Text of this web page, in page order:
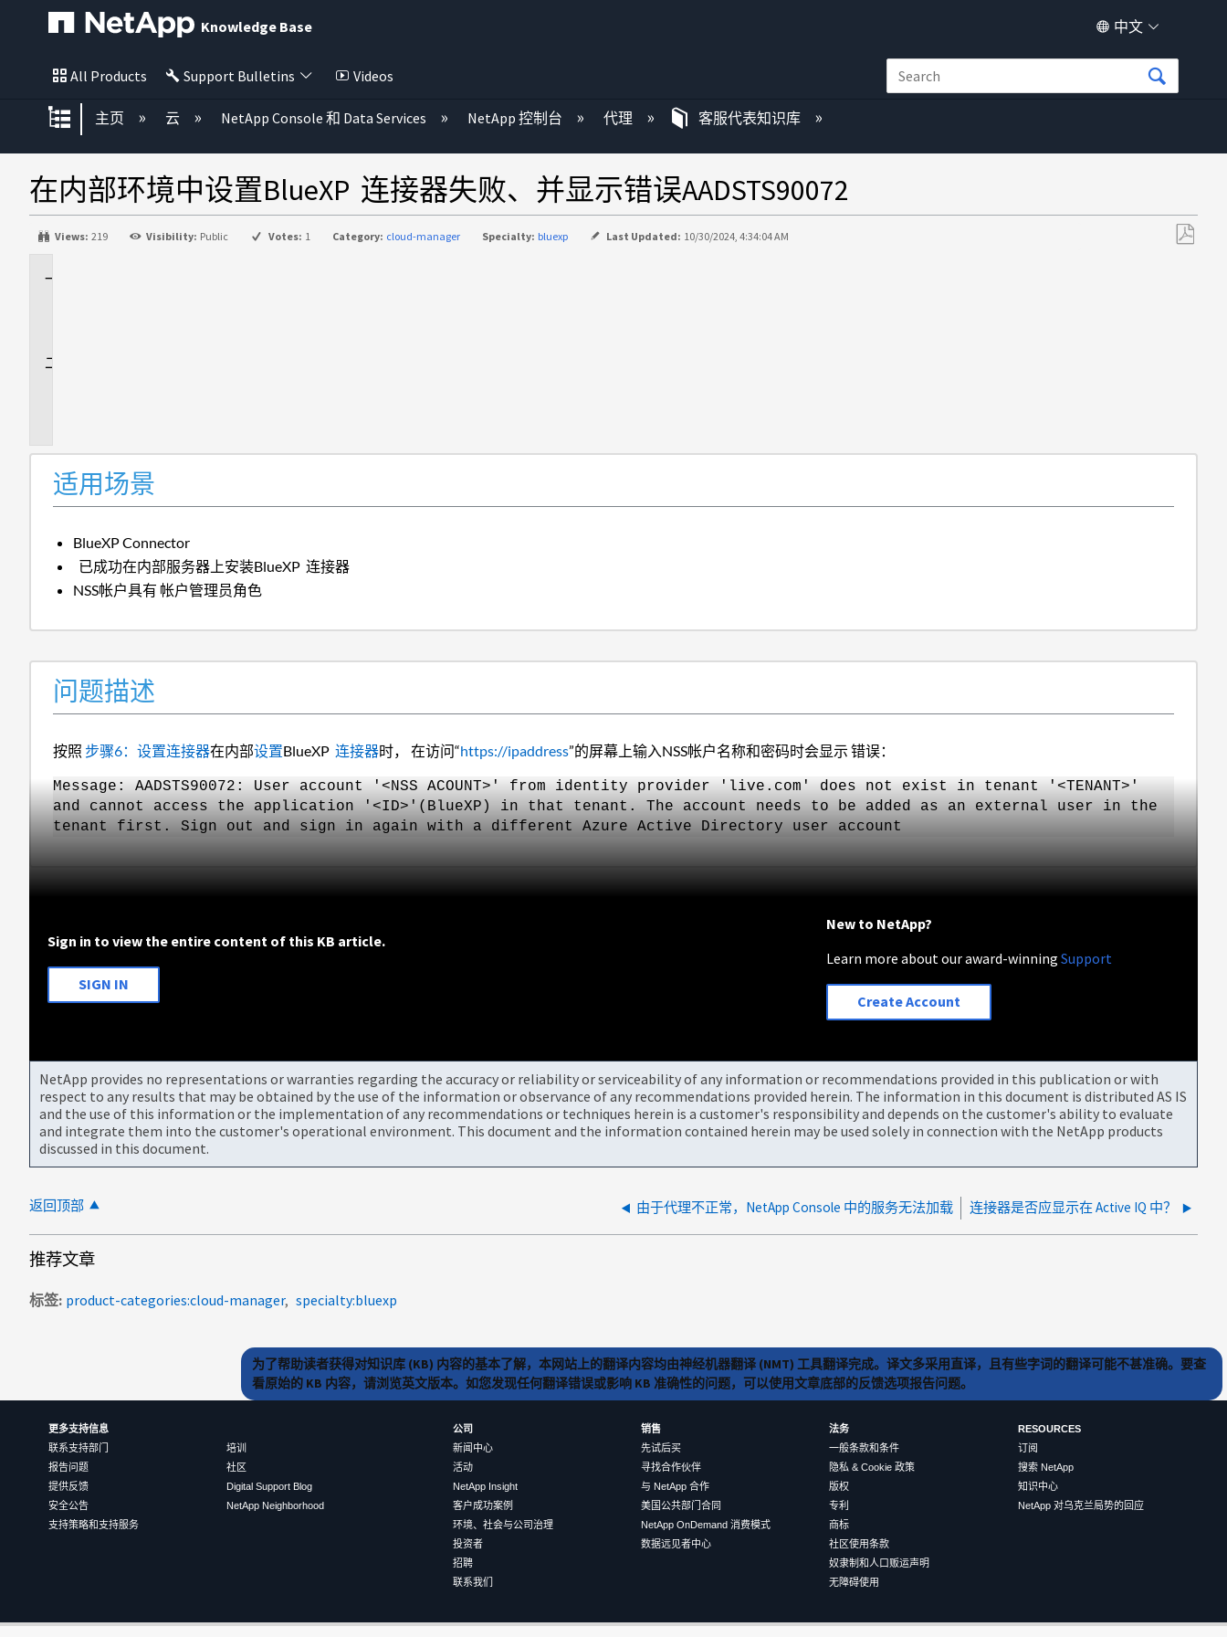
Knowledge Base 中文
All Products Support Bulletins Videos
扩展/隐缩全局层次
主页 云 NetApp Console 和 Data Services NetApp 控制台 代理 客服代表知识库
在内部环境中设置BlueXP 连接器失败、并显示错误AADSTS90072
Views: 219 Visibility: Public Votes: 1 Category: cloud-manager Specialty: bluexp Last Updated: 10/30/2024, 4:34:04 AM
适用场景
BlueXP Connector
已成功在内部服务器上安装BlueXP 连接器
NSS帐户具有 帐户管理员角色
问题描述
按照 步骤6：设置连接器在内部设置BlueXP 连接器时， 在访问“https://ipaddress”的屏幕上输入NSS帐户名称和密码时会显示 错误：
Message: AADSTS90072: User account '<NSS ACOUNT>' from identity provider 'live.com' does not exist in tenant '<TENANT>'
and cannot access the application '<ID>'(BlueXP) in that tenant. The account needs to be added as an external user in the
tenant first. Sign out and sign in again with a different Azure Active Directory user account
Sign in to view the entire content of this KB article.
SIGN IN
New to NetApp?
Learn more about our award-winningSupport
Create Account
NetApp provides no representations or warranties regarding the accuracy or reliability or serviceability of any information or recommendations provided in this publication or with
respect to any results that may be obtained by the use of the information or observance of any recommendations provided herein. The information in this document is distributed AS IS
and the use of this information or the implementation of any recommendations or techniques herein is a customer's responsibility and depends on the customer's ability to evaluate
and integrate them into the customer's operational environment. This document and the information contained herein may be used solely in connection with the NetApp products
discussed in this document.
返回顶部 由于代理不正常，NetApp Console 中的服务无法加载 连接器是否应显示在 Active IQ 中？
推荐文章
标签 product-categories:cloud-manager specialty:bluexp
为了帮助读者获得对知识库 (KB) 内容的基本了解，本网站上的翻译内容均由神经机器翻译 (NMT) 工具翻译完成。译文多采用直译，且有些字词的翻译可能不甚准确。要查
看原始的 KB 内容，请浏览英文版本。如您发现任何翻译错误或影响 KB 准确性的问题，可以使用文章底部的反馈选项报告问题。
更多支持信息
联系支持部门
报告问题
提供反馈
安全公告
支持策略和支持服务
培训
社区
Digital Support Blog
NetApp Neighborhood
公司
新闻中心
活动
NetApp Insight
客户成功案例
环境、社会与公司治理
投资者
招聘
联系我们
销售
先试后买
寻找合作伙伴
与 NetApp 合作
美国公共部门合同
NetApp OnDemand 消费模式
数据远见者中心
法务
一般条款和条件
隐私 & Cookie 政策
版权
专利
商标
社区使用条款
奴隶制和人口贩运声明
无障碍使用
RESOURCES
订阅
搜索 NetApp
知识中心
NetApp 对乌克兰局势的回应